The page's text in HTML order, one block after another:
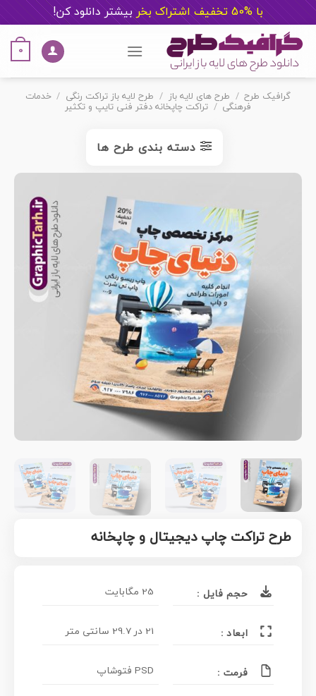
با %50 تخفیف اشتراک بخر بیشتر دانلود کن!
content
0
گرافیک طرح / طرح های لایه باز / طرح لایه باز تراکت رنگی / خدمات
فرهنگی / تراکت چاپخانه دفتر فنی تایپ و تکثیر
دسته بندی طرح ها
طرح تراکت چاپ دیجیتال و چاپخانه
حجم فایل : 25 مگابایت
ابعاد : 21 در 29.7 سانتی متر
فرمت : PSD فتوشاپ